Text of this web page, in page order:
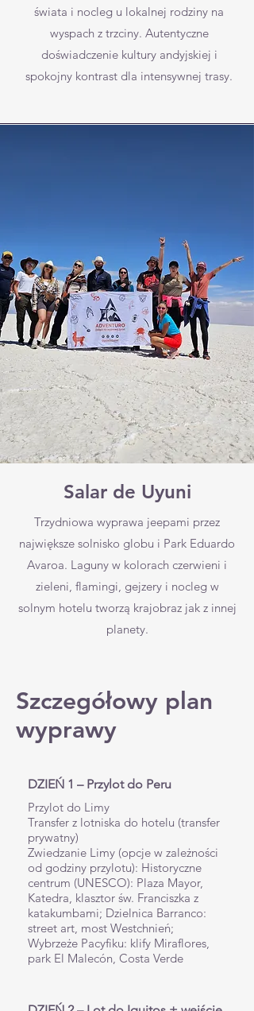
świata i nocleg u lokalnej rodziny na
wyspach z trzciny. Autentyczne
doświadczenie kultury andyjskiej i
spokojny kontrast dla intensywnej trasy.
Salar de Uyuni
Trzydniowa wyprawa jeepami przez
największe solnisko globu i Park Eduardo
Avaroa. Laguny w kolorach czerwieni i
zieleni, flamingi, gejzery i nocleg w
solnym hotelu tworzą krajobraz jak z innej
planety.
Szczegółowy plan
wyprawy
DZIEŃ 1 – Przylot do Peru
Przylot do Limy
Transfer z lotniska do hotelu (transfer
prywatny)
Zwiedzanie Limy (opcje w zależności
od godziny przylotu): Historyczne
centrum (UNESCO): Plaza Mayor,
Katedra, klasztor św. Franciszka z
katakumbami; Dzielnica Barranco:
street art, most Westchnień;
Wybrzeże Pacyfiku: klify Miraflores,
park El Malecón, Costa Verde